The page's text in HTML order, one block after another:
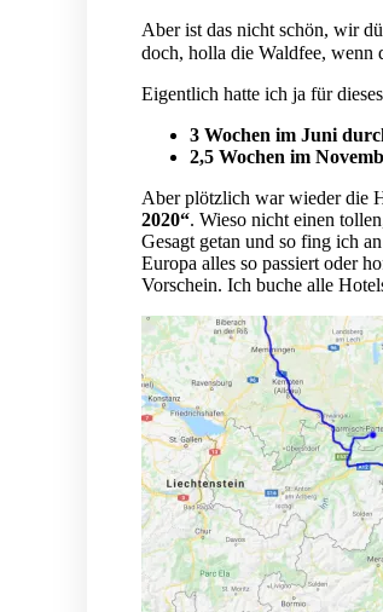
Aber ist das nicht schön, wir
doch, holla die Waldfee, wenn
Eigentlich hatte ich ja für
3 Wochen im Juni
2,5 Wochen im
Aber plötzlich war wieder die
2020“. Wieso nicht einen
Gesagt getan und so fing ich
Europa alles so passiert oder
Vorschein. Ich buche alle